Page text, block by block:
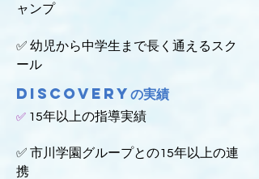
ャンプ
✅ 幼児から中学生まで長く通えるスク
ール
Discoveryの実績
✅ 15年以上の指導実績
✅ 市川学園グループとの15年以上の連
携